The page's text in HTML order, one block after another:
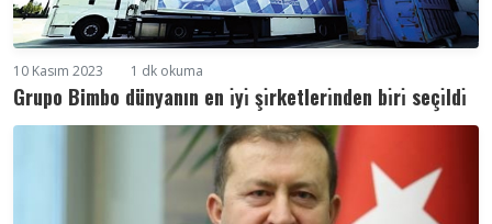
10 Kasım 2023 1 dk okuma
Grupo Bimbo dünyanın en ı̇yı̇ şı̇rketlerı̇nden bı̇rı̇ seçı̇ldı̇